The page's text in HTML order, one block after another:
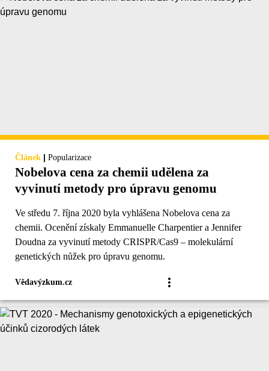
Článek | Popularizace
Nobelova cena za chemii udělena za
vyvinutí metody pro úpravu genomu
Ve středu 7. října 2020 byla vyhlášena Nobelova cena za
chemii. Ocenění získaly Emmanuelle Charpentier a Jennifer
Doudna za vyvinutí metody CRISPR/Cas9 – molekulární
genetických nůžek pro úpravu genomu.
Vědavýzkum.cz